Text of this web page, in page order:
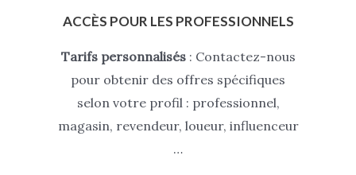
ACCÈS POUR LES PROFESSIONNELS
Tarifs personnalisés: Contactez-nous
pour obtenir des offres spécifiques
selon votre profil : professionnel,
magasin, revendeur, loueur, influenceur
…